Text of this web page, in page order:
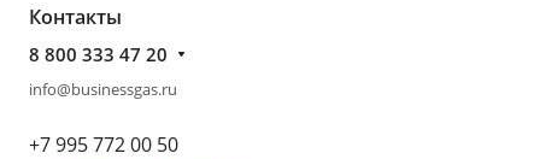
Контакты
8 800 333 47 20
info@businessgas.ru
+7 995 772 00 50